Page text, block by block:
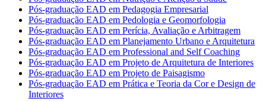
Pós-graduação EAD em Pedagogia Empresarial
Pós-graduação EAD em Pedologia e Geomorfologia
Pós-graduação EAD em Perícia, Avaliação e Arbitragem
Pós-graduação EAD em Planejamento Urbano e Arquitetura
Pós-graduação EAD em Professional and Self Coaching
Pós-graduação EAD em Projeto de Arquitetura de Interiores
Pós-graduação EAD em Projeto de Paisagismo
Pós-graduação EAD em Prática e Teoria da Cor e Design de
Interiores